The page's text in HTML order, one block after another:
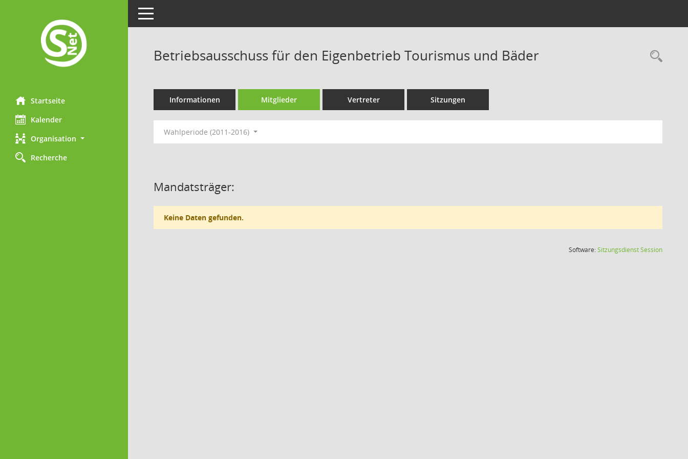
Startseite
Kalender
Organisation
Recherche
Toggle navigation
Betriebsausschuss für den Eigenbetrieb Tourismus und Bäder
Informationen Mitglieder Vertreter Sitzungen
Wahlperiode (2011-2016)
Mandatsträger:
Keine Daten gefunden.
Software:SitzungsdienstSession(Wird in